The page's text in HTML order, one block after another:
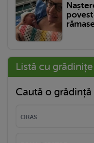
Listă cu grădinițe
Caută o